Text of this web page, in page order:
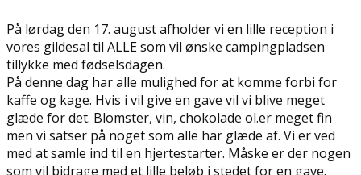
På lørdag den 17. august afholder vi en lille reception i
vores gildesal til ALLE som vil ønske campingpladsen
tillykke med fødselsdagen.
På denne dag har alle mulighed for at komme forbi for
kaffe og kage. Hvis i vil give en gave vil vi blive meget
glæde for det. Blomster, vin, chokolade ol.er meget fin
men vi satser på noget som alle har glæde af. Vi er ved
med at samle ind til en hjertestarter. Måske er der nogen
som vil bidrage med et lille beløb i stedet for en gave.